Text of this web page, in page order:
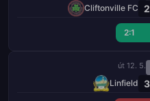
Cliftonville FC
2:1
út 12. 5.
Linfield